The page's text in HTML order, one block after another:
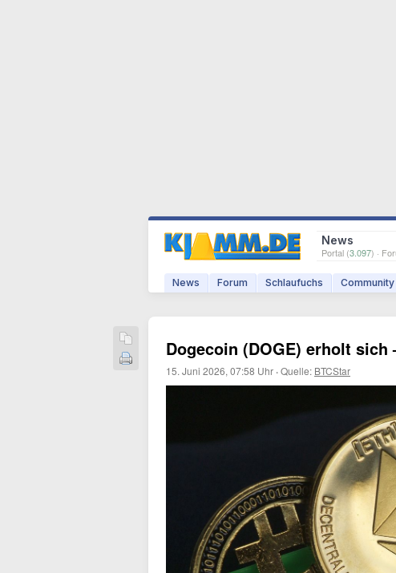
News
Portal (3.097) ·
News Forum Schlaufuchs Community
Dogecoin (DOGE) erholt
15. Juni 2026, 07:58 Uhr ·Quelle: BTCStar